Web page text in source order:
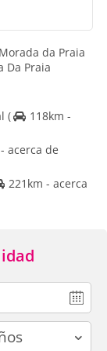
da Praia
Da Praia
(
118km -
acerca de
221km - acerca